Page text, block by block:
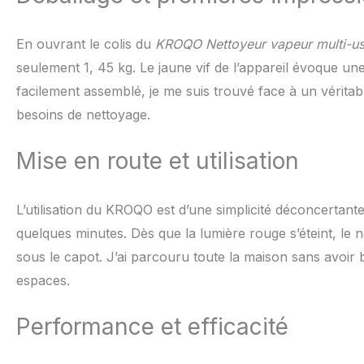
restes et vous
nettoyeur
de 400 ml (la
pour une
【Ensemble
de nettoyage
ensemble de
nettoyer le
crevasses, les
surfaces/
En ouvrant le colis du KROQO Nettoyeur vapeur multi-
seulement 1, 45 kg. Le jaune vif de l’appareil évoque
facilement assemblé, je me suis trouvé face à un
besoins de nettoyage.
Mise en route et utilisation
L’utilisation du KROQO est d’une simplicité
quelques minutes. Dès que la lumière rouge s’éteint, le
sous le capot. J’ai parcouru toute la maison sans
espaces.
Performance et efficacité